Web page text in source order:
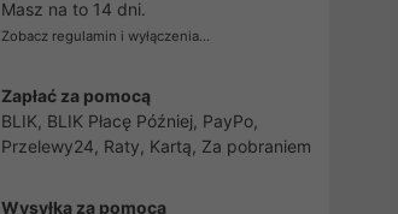
Masz na to 14 dni.
Zobacz regulamin i wyłączenia...
Zapłać za pomocą
BLIK, BLIK Płacę Później, PayPo,
Przelewy24, Raty, Kartą, Za pobraniem
Wysyłka za pomocą